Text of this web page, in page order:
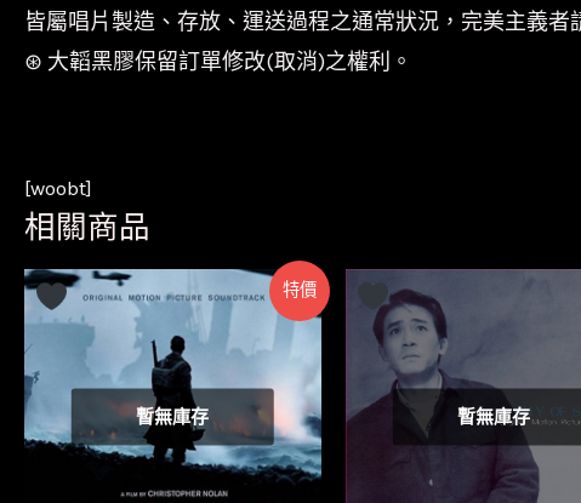
皆屬唱片製造、存放、運送過程之通常狀況，完美主義者
⊛ 大韜黑膠保留訂單修改(取消)之權利。
[woobt]
相關商品
特價
暫無庫存 暫無庫存